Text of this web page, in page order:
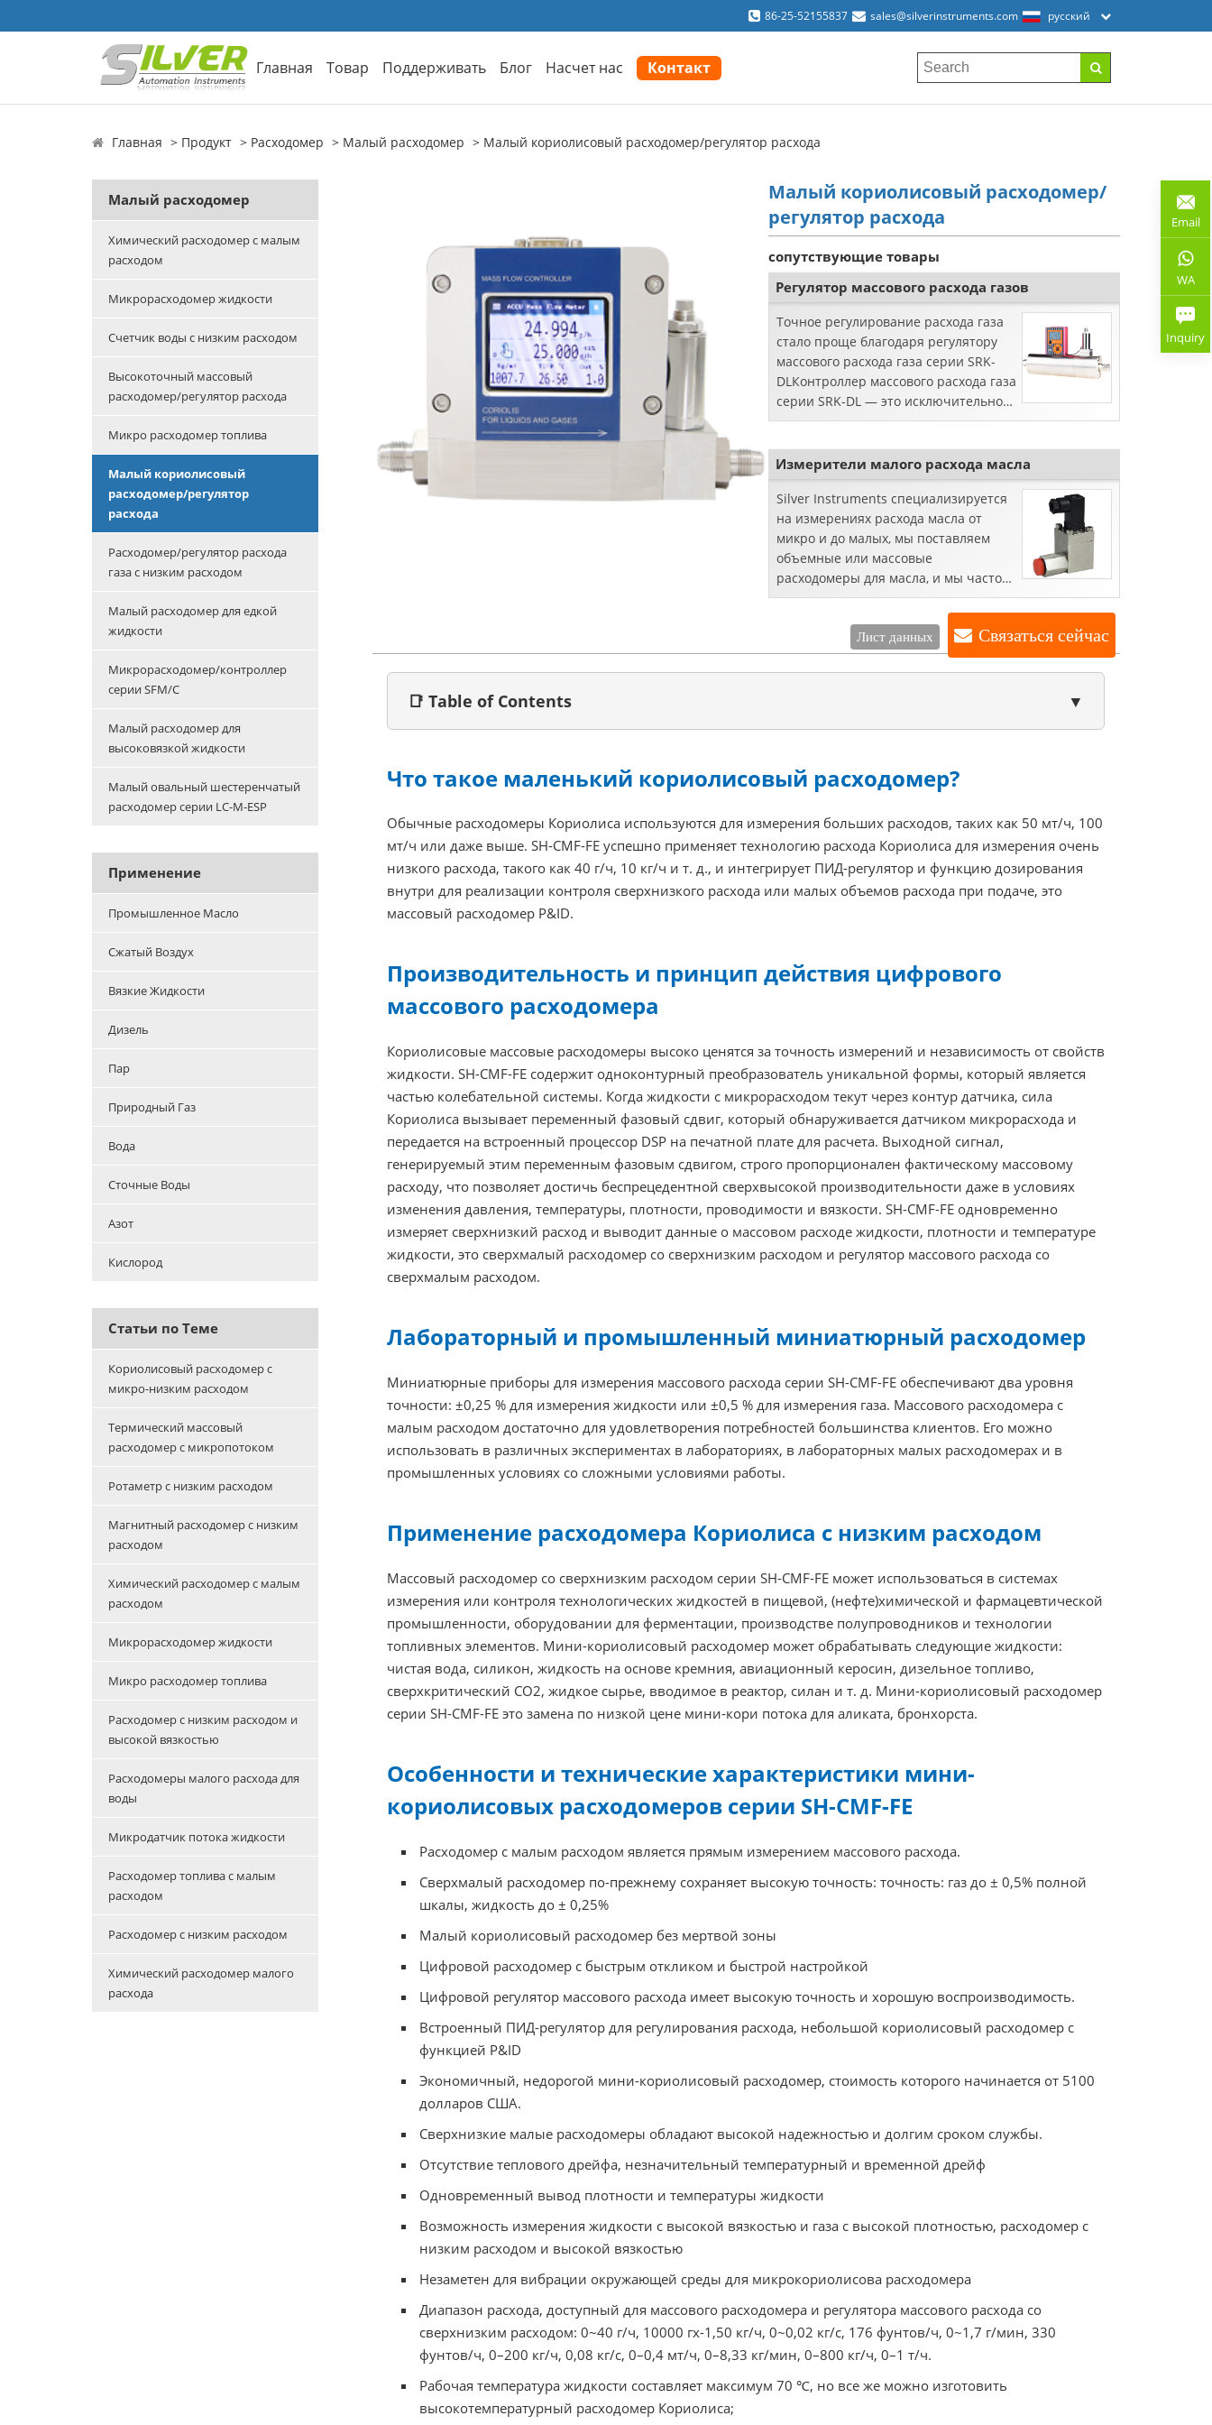
86-25-52155837 sales@silverinstruments.com русский
Главная Товар Поддерживать Блог Насчет нас Контакт
Главная Продукт Расходомер Малый расходомер Малый кориолисовый расходомер/регулятор расхода
Малый расходомер
Химический расходомер с малым
расходом
Микрорасходомер жидкости
Счетчик воды с низким расходом
Высокоточный массовый
расходомер/регулятор расхода
Микро расходомер топлива
Малый кориолисовый
расходомер/регулятор
расхода
Расходомер/регулятор расхода
газа с низким расходом
Малый расходомер для едкой
жидкости
Микрорасходомер/контроллер
серии SFM/C
Малый расходомер для
высоковязкой жидкости
Малый овальный шестеренчатый
расходомер серии LC-M-ESP
Применение
Промышленное Масло
Сжатый Воздух
Вязкие Жидкости
Дизель
Пар
Природный Газ
Вода
Сточные Воды
Азот
Кислород
Статьи по Теме
Кориолисовый расходомер с
микро-низким расходом
Термический массовый
расходомер с микропотоком
Ротаметр с низким расходом
Магнитный расходомер с низким
расходом
Химический расходомер с малым
расходом
Микрорасходомер жидкости
Микро расходомер топлива
Расходомер с низким расходом и
высокой вязкостью
Расходомеры малого расхода для
воды
Микродатчик потока жидкости
Расходомер топлива с малым
расходом
Расходомер с низким расходом
Химический расходомер малого
расхода
Малый кориолисовый расходомер/
регулятор расхода
сопутствующие товары
Регулятор массового расхода газов
Точное регулирование расхода газа
стало проще благодаря регулятору
массового расхода газа серии SRK-
DLКонтроллер массового расхода газа
серии SRK-DL — это исключительное
устройство, созданное для точного
газа...
Измерители малого расхода масла
Silver Instruments специализируется
на измерениях расхода масла от
микро и до малых, мы поставляем
объемные или массовые
расходомеры для масла, и мы часто
выбираем турбинный расходомер,
расходомер с овальной шестерней и
Лист данных Связаться сейчас
📑 Table of Contents ▼
Что такое маленький кориолисовый расходомер?
Обычные расходомеры Кориолиса используются для измерения больших расходов, таких как 50 мт/ч, 100
мт/ч или даже выше. SH-CMF-FE успешно применяет технологию расхода Кориолиса для измерения очень
низкого расхода, такого как 40 г/ч, 10 кг/ч и т. д., и интегрирует ПИД-регулятор и функцию дозирования
внутри для реализации контроля сверхнизкого расхода или малых объемов расхода при подаче, это
массовый расходомер P&ID.
Производительность и принцип действия цифрового
массового расходомера
Кориолисовые массовые расходомеры высоко ценятся за точность измерений и независимость от свойств
жидкости. SH-CMF-FE содержит одноконтурный преобразователь уникальной формы, который является
частью колебательной системы. Когда жидкости с микрорасходом текут через контур датчика, сила
Кориолиса вызывает переменный фазовый сдвиг, который обнаруживается датчиком микрорасхода и
передается на встроенный процессор DSP на печатной плате для расчета. Выходной сигнал,
генерируемый этим переменным фазовым сдвигом, строго пропорционален фактическому массовому
расходу, что позволяет достичь беспрецедентной сверхвысокой производительности даже в условиях
изменения давления, температуры, плотности, проводимости и вязкости. SH-CMF-FE одновременно
измеряет сверхнизкий расход и выводит данные о массовом расходе жидкости, плотности и температуре
жидкости, это сверхмалый расходомер со сверхнизким расходом и регулятор массового расхода со
сверхмалым расходом.
Лабораторный и промышленный миниатюрный расходомер
Миниатюрные приборы для измерения массового расхода серии SH-CMF-FE обеспечивают два уровня
точности: ±0,25 % для измерения жидкости или ±0,5 % для измерения газа. Массового расходомера с
малым расходом достаточно для удовлетворения потребностей большинства клиентов. Его можно
использовать в различных экспериментах в лабораториях, в лабораторных малых расходомерах и в
промышленных условиях со сложными условиями работы.
Применение расходомера Кориолиса с низким расходом
Массовый расходомер со сверхнизким расходом серии SH-CMF-FE может использоваться в системах
измерения или контроля технологических жидкостей в пищевой, (нефте)химической и фармацевтической
промышленности, оборудовании для ферментации, производстве полупроводников и технологии
топливных элементов. Мини-кориолисовый расходомер может обрабатывать следующие жидкости:
чистая вода, силикон, жидкость на основе кремния, авиационный керосин, дизельное топливо,
сверхкритический CO2, жидкое сырье, вводимое в реактор, силан и т. д. Мини-кориолисовый расходомер
серии SH-CMF-FE это замена по низкой цене мини-кори потока для аликата, бронхорста.
Особенности и технические характеристики мини-
кориолисовых расходомеров серии SH-CMF-FE
Расходомер с малым расходом является прямым измерением массового расхода.
Сверхмалый расходомер по-прежнему сохраняет высокую точность: точность: газ до ± 0,5% полной
шкалы, жидкость до ± 0,25%
Малый кориолисовый расходомер без мертвой зоны
Цифровой расходомер с быстрым откликом и быстрой настройкой
Цифровой регулятор массового расхода имеет высокую точность и хорошую воспроизводимость.
Встроенный ПИД-регулятор для регулирования расхода, небольшой кориолисовый расходомер с
функцией P&ID
Экономичный, недорогой мини-кориолисовый расходомер, стоимость которого начинается от 5100
долларов США.
Сверхнизкие малые расходомеры обладают высокой надежностью и долгим сроком службы.
Отсутствие теплового дрейфа, незначительный температурный и временной дрейф
Одновременный вывод плотности и температуры жидкости
Возможность измерения жидкости с высокой вязкостью и газа с высокой плотностью, расходомер с
низким расходом и высокой вязкостью
Незаметен для вибрации окружающей среды для микрокориолисова расходомера
Диапазон расхода, доступный для массового расходомера и регулятора массового расхода со
сверхнизким расходом: 0~40 г/ч, 10000 гх-1,50 кг/ч, 0~0,02 кг/с, 176 фунтов/ч, 0~1,7 г/мин, 330
фунтов/ч, 0–200 кг/ч, 0,08 кг/с, 0–0,4 мт/ч, 0–8,33 кг/мин, 0–800 кг/ч, 0–1 т/ч.
Рабочая температура жидкости составляет максимум 70 ℃, но все же можно изготовить
высокотемпературный расходомер Кориолиса;
Email
WA
Inquiry